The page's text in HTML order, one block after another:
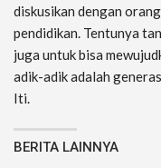
diskusikan dengan
pendidikan. Tentunya
juga untuk bisa
adik-adik adalah
Iti.
BERITA LAINNYA